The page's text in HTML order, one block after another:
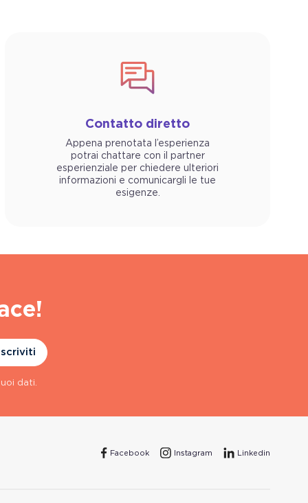
Contatto diretto
Appena prenotata l’esperienza
potrai chattare con il partner
esperienziale per chiedere ulteriori
informazioni e comunicargli le tue
esigenze.
dati.
Facebook Instagram Linkedin